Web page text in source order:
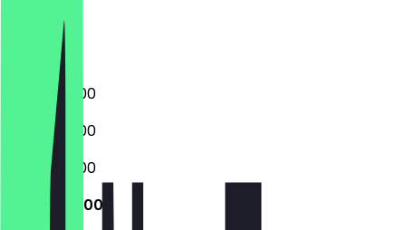
Samstag
Sonntag
06:00 - 18:00
06:00 - 18:00
06:00 - 18:00
06:00 - 18:00